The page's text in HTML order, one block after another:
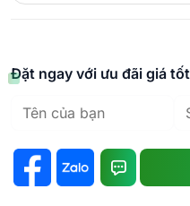
Đặt ngay với ưu đãi giá tốt